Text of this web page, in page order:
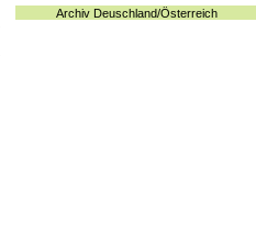
Archiv Deuschland/Österreich